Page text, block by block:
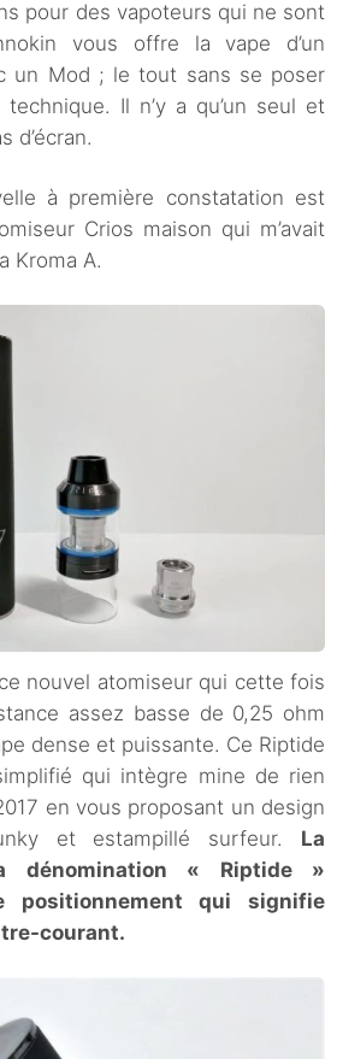
pour des vapoteurs qui ne sont
vous offre la vape d’un
un Mod ; le tout sans se poser
Il n’y a qu’un seul et
d’écran.
à première constatation est
Crios maison qui m’avait
Kroma A.
nouvel atomiseur qui cette fois
assez basse de 0,25 ohm
dense et puissante. Ce Riptide
qui intègre mine de rien
en vous proposant un design
et estampillé surfeur. La
dénomination « Riptide »
positionnement qui signifie
courant.